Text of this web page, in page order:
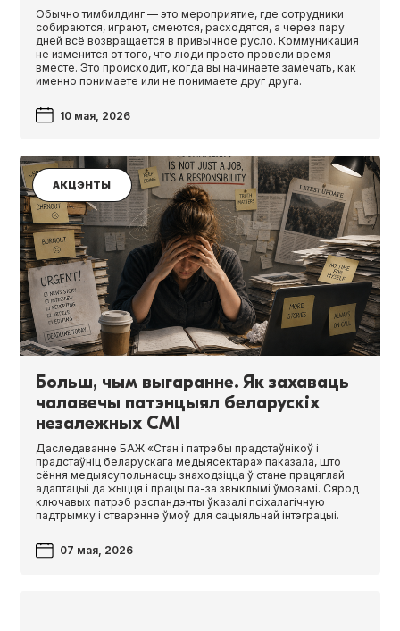
Обычно тимбилдинг — это мероприятие, где сотрудники
собираются, играют, смеются, расходятся, а через пару
дней всё возвращается в привычное русло. Коммуникация
не изменится от того, что люди просто провели время
вместе. Это происходит, когда вы начинаете замечать, как
именно понимаете или не понимаете друг друга.
10 мая, 2026
АКЦЭНТЫ
Больш, чым выгаранне. Як захаваць
чалавечы патэнцыял беларускіх
незалежных СМІ
Даследаванне БАЖ «Стан і патрэбы прадстаўнікоў і
прадстаўніц беларускага медыясектара» паказала, што
сёння медыясупольнасць знаходзіцца ў стане працяглай
адаптацыі да жыцця і працы па-за звыклымі ўмовамі. Сярод
ключавых патрэб рэспандэнты ўказалі псіхалагічную
падтрымку і стварэнне ўмоў для сацыяльнай інтэграцыі.
07 мая, 2026